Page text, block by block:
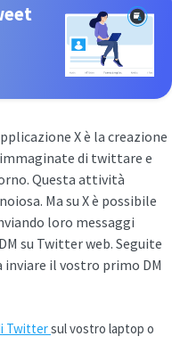
X è la creazione
di twittare e
Questa attività
Ma su X è possibile
loro messaggi
su Twitter web. Seguite
il vostro primo DM
Twittersul vostro laptop o